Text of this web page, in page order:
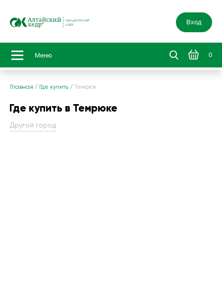
Вход
Меню 0
Главная / Где купить / Темрюк
Где купить в Темрюке
Другой город